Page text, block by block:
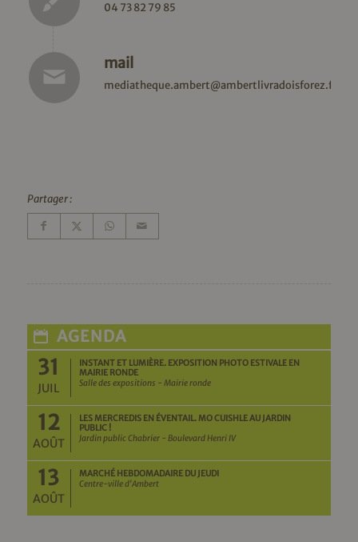
04 73 82 79 85
mail
mediatheque.ambert@ambertlivradoisforez.fr
Partager :
AGENDA
31
JUIL
INSTANT ET LUMIÈRE. EXPOSITION PHOTO ESTIVALE EN
MAIRIE RONDE
Salle des expositions - Mairie ronde
12
AOÛT
LES MERCREDIS EN ÉVENTAIL. MO CUISHLE AU JARDIN
PUBLIC !
Jardin public Chabrier - Boulevard Henri IV
13
AOÛT
MARCHÉ HEBDOMADAIRE DU JEUDI
Centre-ville d'Ambert